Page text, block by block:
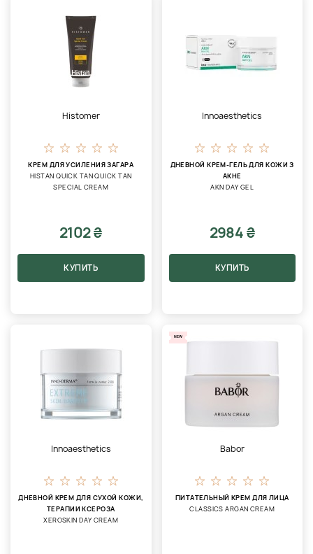
Histomer
КРЕМ ДЛЯ УСИЛЕНИЯ ЗАГАРА
HISTAN QUICK TAN QUICK TAN
SPECIAL CREAM
2102 ₴
КУПИТЬ
Innoaesthetics
ДНЕВНОЙ КРЕМ-ГЕЛЬ ДЛЯ КОЖИ З
АКНЕ
AKN DAY GEL
2984 ₴
КУПИТЬ
Innoaesthetics
ДНЕВНОЙ КРЕМ ДЛЯ СУХОЙ КОЖИ,
ТЕРАПИИ КСЕРОЗА
XEROSKIN DAY CREAM
NEW
Babor
ПИТАТЕЛЬНЫЙ КРЕМ ДЛЯ ЛИЦА
CLASSICS ARGAN CREAM